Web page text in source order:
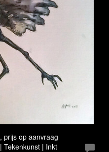
prijs op aanvraag
Tekenkunst | Inkt